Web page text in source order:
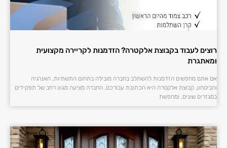
רוצים לעבוד בקבוצת אלקטרה? הזדמנות לקריירה מקצועית
ומאתגרת
אם אתם מחפשים הזדמנות להשתלב בחברה מובילה בתחום התשתיות, האנרגיה
והביטחון, קבוצת אלקטרה היא הכתובת עבורכם. החברה מציעה מגוון רחב של תפקידים
במגזרים שונים, ומחפשת